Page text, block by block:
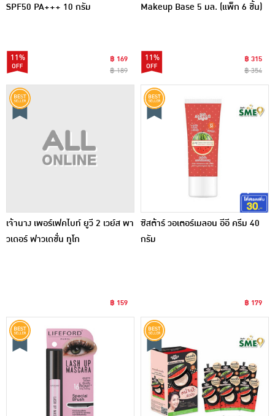
SPF50 PA+++ 10 กรัม
11%
฿ 169
฿ 189
Makeup Base 5 มล. (แพ็ก 6 ชิ้น)
11%
฿ 315
฿ 354
เจ้านาง เพอร์เฟคไบท์ ยูวี 2 เวย์ส พา
วเดอร์ ฟาวเดชั่น ทูโก
฿ 159
ซิสต้าร์ วอเตอร์เมลอน อีอี ครีม 40
กรัม
฿ 179